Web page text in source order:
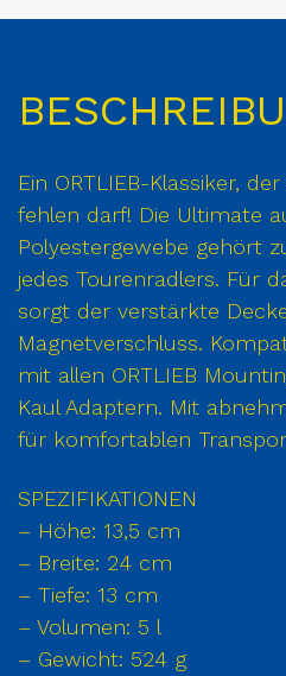
Ein ORTLIEB-Klassiker,
fehlen darf! Die Ultimate
Polyestergewebe gehört
jedes Tourenradlers. Für
sorgt der verstärkte
Magnetverschluss.
mit allen ORTLIEB
Kaul Adaptern. Mit
für komfortablen
SPEZIFIKATIONEN
– Höhe: 13,5 cm
– Breite: 24 cm
– Tiefe: 13 cm
– Volumen: 5 l
– Gewicht: 524 g